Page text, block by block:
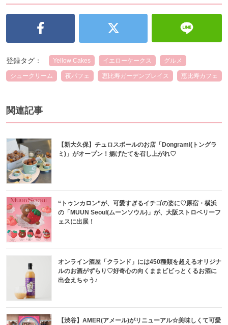
登録タグ： Yellow Cakes イエローケークス グルメ
シュークリーム 夜パフェ 恵比寿ガーデンプレイス 恵比寿カフェ
関連記事
【新大久保】チュロスボールのお店「Dongrami(トングラ
ミ)」がオープン！揚げたてを召し上がれ♡
“トゥンカロン”が、可愛すぎるイチゴの姿に♡原宿・横浜
の「MUUN Seoul(ムーンソウル)」が、大阪ストロベリーフ
ェスに出展！
オンライン酒屋「クランド」には450種類を超えるオリジナ
ルのお酒がずらり♡好奇心の向くままビビっとくるお酒に
出会えちゃう♪
【渋谷】AMER(アメール)がリニューアル☆美味しくて可愛